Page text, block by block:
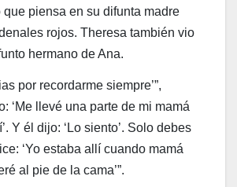
piensa en su difunta madre
rojos. Theresa también vio
hermano de Ana.
por recordarme siempre’”,
‘Me llevé una parte de mi mamá
Y él dijo: ‘Lo siento’. Solo debes
‘Yo estaba allí cuando mamá
al pie de la cama’”.